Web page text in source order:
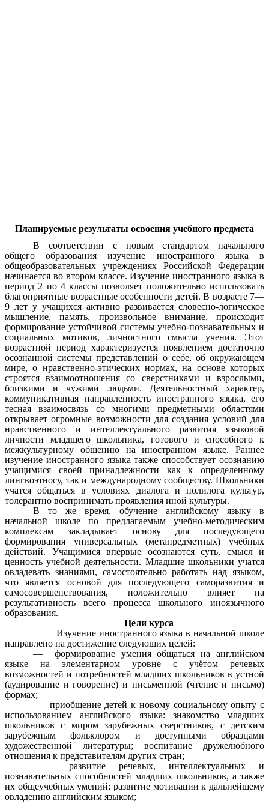
Планируемые результаты освоения учебного предмета
В соответствии с новым стандартом начального
общего образования изучение иностранного языка в
общеобразовательных учреждениях Российской Федерации
начинается во втором классе. Изучение иностранного языка в
период 2 по 4 классы позволяет положительно использовать
благоприятные возрастные особенности детей. В возрасте 7—
9 лет у учащихся активно развивается словесно-логическое
мышление, память, произвольное внимание, происходит
формирование устойчивой системы учебно-познавательных и
социальных мотивов, личностного смысла учения. Этот
возрастной период характеризуется появлением достаточно
осознанной системы представлений о себе, об окружающем
мире, о нравственно-этических нормах, на основе которых
строятся взаимоотношения со сверстниками и взрослыми,
близкими и чужими людьми. Деятельностный характер,
коммуникативная направленность иностранного языка, его
тесная взаимосвязь со многими предметными областями
открывает огромные возможности для создания условий для
нравственного и интеллектуального развития языковой
личности младшего школьника, готового и способного к
межкультурному общению на иностранном языке. Раннее
изучение иностранного языка также способствует осознанию
учащимися своей принадлежности как к определенному
лингвоэтносу, так и международному сообществу. Школьники
учатся общаться в условиях диалога и полилога культур,
толерантно воспринимать проявления иной культуры.
В то же время, обучение английскому языку в
начальной школе по предлагаемым учебно-методическим
комплексам закладывает основу для последующего
формирования универсальных (метапредметных) учебных
действий. Учащимися впервые осознаются суть, смысл и
ценность учебной деятельности. Младшие школьники учатся
овладевать знаниями, самостоятельно работать над языком,
что является основой для последующего саморазвития и
самосовершенствования, положительно влияет на
результативность всего процесса школьного иноязычного
образования.
Цели курса
Изучение иностранного языка в начальной школе
направлено на достижение следующих целей:
— формирование умения общаться на английском
языке на элементарном уровне с учётом речевых
возможностей и потребностей младших школьников в устной
(аудирование и говорение) и письменной (чтение и письмо)
формах;
— приобщение детей к новому социальному опыту с
использованием английского языка: знакомство младших
школьников с миром зарубежных сверстников, с детским
зарубежным фольклором и доступными образцами
художественной литературы; воспитание дружелюбного
отношения к представителям других стран;
— развитие речевых, интеллектуальных и
познавательных способностей младших школьников, а также
их общеучебных умений; развитие мотивации к дальнейшему
овладению английским языком;